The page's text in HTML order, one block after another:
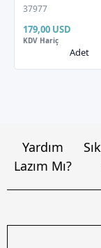
Kemer Yazıcı
37977
179,00 USD
KDV Hariç
Adet
Yardım
Lazım Mı?